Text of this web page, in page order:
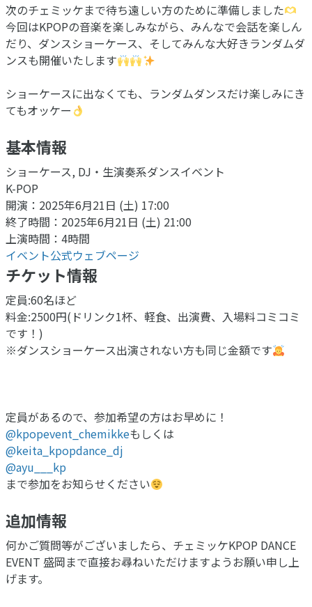
次のチェミッケまで待ち遠しい方のために準備しました
今回はKPOPの音楽を楽しみながら、みんなで会話を楽しん
だり、ダンスショーケース、そしてみんな大好きランダムダ
ンスも開催いたします
ショーケースに出なくても、ランダムダンスだけ楽しみにき
てもオッケー
基本情報
ショーケース, DJ・生演奏系ダンスイベント
K-POP
開演：2025年6月21日 (土) 17:00
終了時間：2025年6月21日 (土) 21:00
上演時間：4時間
イベント公式ウェブページ
チケット情報
定員:60名ほど
料金:2500円(ドリンク1杯、軽食、出演費、入場料コミコミ
です！)
※ダンスショーケース出演されない方も同じ金額です
定員があるので、参加希望の方はお早めに！
@kpopevent_chemikkeもしくは
@keita_kpopdance_dj
@ayu___kp
まで参加をお知らせください
追加情報
何かご質問等がございましたら、チェミッケKPOP DANCE
EVENT 盛岡まで直接お尋ねいただけますようお願い申し上
げます。